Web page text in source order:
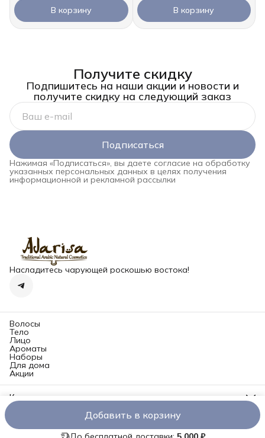
Добавить в корзину
В корзину В корзину
Получите скидку
Подпишитесь на наши акции и новости и
получите скидку на следующий заказ
Подписаться
Нажимая «Подписаться», вы даете согласие на обработку
указанных персональных данных в целях получения
информационной и рекламной рассылки
Насладитесь чарующей роскошью востока!
Волосы
Тело
Лицо
Ароматы
Наборы
Для дома
Акции
Контакты
Долгопрудненское шоссе, 3А, Москва, пом. 219
Телефон
8 (993) 250-84-84
Доставка и оплатаПравила возвратаОфертаПолитика